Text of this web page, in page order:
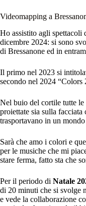
Videomapping a
Ho assistito agli spettacoli
dicembre 2024: si sono
di Bressanone ed in
Il primo nel 2023 si
secondo nel 2024 “Colors
Nel buio del cortile tutte
proiettate sia sulla
trasportavano in un
Sarà che amo i colori e
per le musiche che mi
stare ferma, fatto sta che
Per il periodo di Natale
di 20 minuti che si svolge
e vede la collaborazione